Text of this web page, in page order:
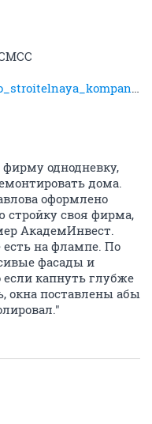
однодневку,
дома.
оформлено
своя фирма,
АкадемИнвест.
на флампе. По
фасады и
капнуть глубже
окна поставлены абы